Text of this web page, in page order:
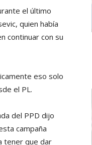
el último
quien había
continuar con su
eso solo
el PL.
del PPD dijo
campaña
tener que dar